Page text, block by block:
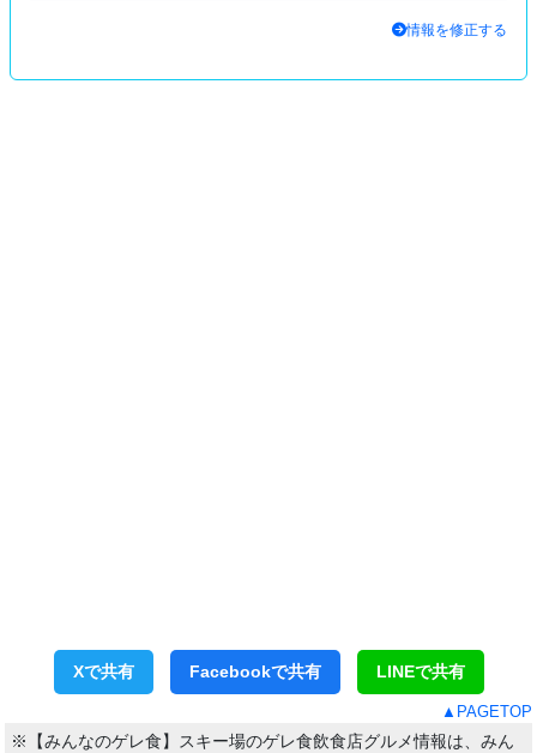
情報を修正する
Xで共有 Facebookで共有 LINEで共有
▲PAGETOP
※【みんなのゲレ食】スキー場のゲレ食飲食店グルメ情報は、みん